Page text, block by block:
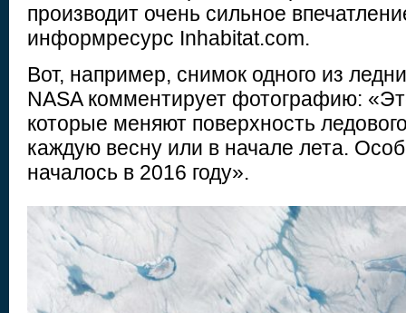
производит очень сильное
информресурс Inhabitat.com.
Вот, например, снимок одного из
NASA комментирует фотографию:
которые меняют поверхность
каждую весну или в начале лета.
началось в 2016 году».